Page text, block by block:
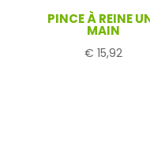
PINCE À REINE
MAIN
€ 15,92